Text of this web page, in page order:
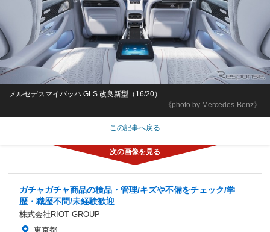
《photo by Mercedes-Benz》
メルセデスマイバッハ GLS 改良新型（16/20）
この記事へ戻る
ガチャガチャ商品の検品・管理/キズや不備をチェック/学
歴・職歴不問/未経験歓迎
株式会社RIOT GROUP
東京都